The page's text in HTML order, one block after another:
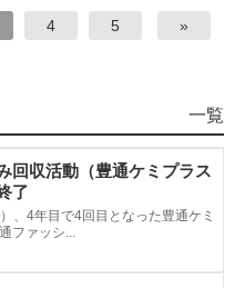
4 5 »
干
潟
保
全
プ
ェ
一覧
回収活動（豊通ケミプラス
了
、4年目で4回目となった豊通ケミ
ファッシ...